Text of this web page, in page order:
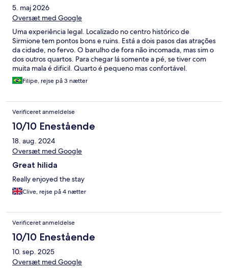
5. maj 2026
Oversæt med Google
Uma experiência legal. Localizado no centro histórico de
Sirmione tem pontos bons e ruins. Está a dois pasos das atrações
da cidade, no fervo. O barulho de fora não incomada, mas sim o
dos outros quartos. Para chegar lá somente a pé, se tiver com
muita mala é dificil. Quarto é pequeno mas confortável.
Chuveiro com cortina. Café da manhã muito bom, incluído na
diária.
Filipe, rejse på 3 nætter
Verificeret anmeldelse
10/10 Enestående
18. aug. 2024
Oversæt med Google
Great hilida
Really enjoyed the stay
Clive, rejse på 4 nætter
Verificeret anmeldelse
10/10 Enestående
10. sep. 2025
Oversæt med Google